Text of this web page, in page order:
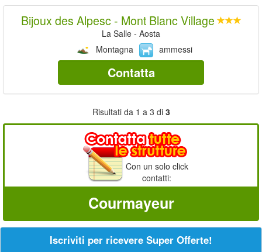
Bijoux des Alpesc - Mont Blanc Village
La Salle - Aosta
Montagna
ammessi
Contatta
Risultati da 1 a 3 di 3
Con un solo click
contatti:
Courmayeur
Iscriviti per ricevere Super Offerte!